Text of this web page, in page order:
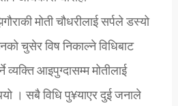
मोती चौधरीलाई सर्पले डस्यो
चुसेर विष निकाल्ने विधिबाट
व्यक्ति आइपुग्दासम्म मोतीलाई
। सबै विधि पु¥याएर दुई जनाले